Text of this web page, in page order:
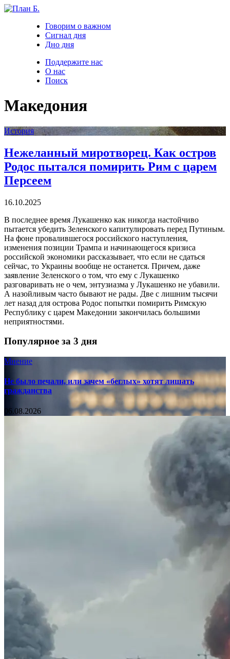
Говорим о важном
Сигнал дня
Дно дня
Поддержите нас
О нас
Поиск
Македония
История
Нежеланный миротворец. Как остров
Родос пытался помирить Рим с царем
Персеем
16.10.2025
В последнее время Лукашенко как никогда настойчиво
пытается убедить Зеленского капитулировать перед Путиным.
На фоне провалившегося российского наступления,
изменения позиции Трампа и начинающегося кризиса
российской экономики рассказывает, что если не сдаться
сейчас, то Украины вообще не останется. Причем, даже
заявление Зеленского о том, что ему с Лукашенко
разговаривать не о чем, энтузиазма у Лукашенко не убавили.
А назойливым часто бывают не рады. Две с лишним тысячи
лет назад для острова Родос попытки помирить Римскую
Республику с царем Македонии закончилась большими
неприятностями.
Популярное за 3 дня
Мнение
Не было печали, или зачем «беглых» хотят лишать
гражданства
06.08.2026